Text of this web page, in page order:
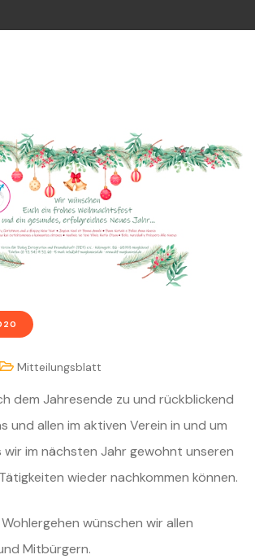
Mitteilungsblatt
dem Jahresende zu und rückblickend
und allen im aktiven Verein in und um
wir im nächsten Jahr gewohnt unseren
wieder nachkommen können.
wünschen wir allen
Mitbürgern.